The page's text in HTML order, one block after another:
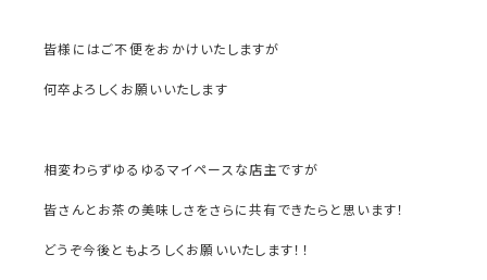
皆様にはご不便をおかけいたしますが
何卒よろしくお願いいたします
相変わらずゆるゆるマイペースな店主ですが
皆さんとお茶の美味しさをさらに共有できたらと思います！
どうぞ今後ともよろしくお願いいたします！！